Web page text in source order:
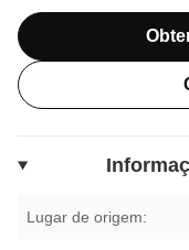
Lugar de origem: